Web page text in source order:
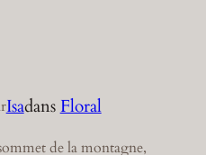
Isadans Floral
de la montagne,